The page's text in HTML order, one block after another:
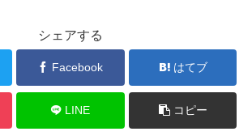
シェアする
Facebook はてブ
LINE コピー